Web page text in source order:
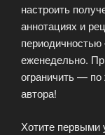
настроить
аннотациях и
еженедельно.
ограничить —
автора!
Хотите первыми